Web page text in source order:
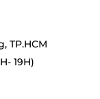
TP.HCM
19H)